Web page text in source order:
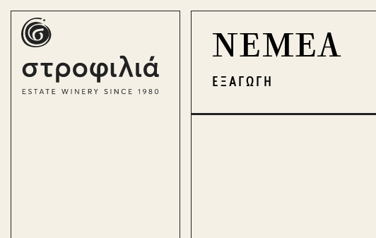
ΝΕΜΕΑ
ΕΞΑΓΩΓΗ